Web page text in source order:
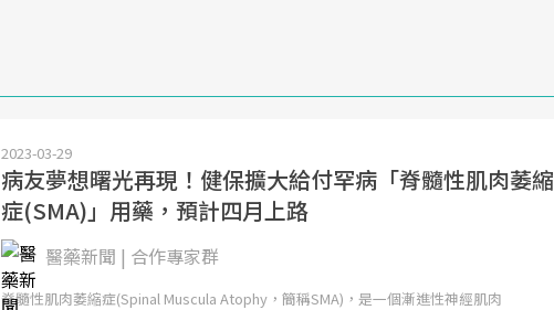
2023-03-29
病友夢想曙光再現！健保擴大給付罕病「脊髓性肌肉萎縮
症(SMA)」用藥，預計四月上路
醫藥新聞 | 合作專家群
脊髓性肌肉萎縮症(Spinal Muscula Atophy，簡稱SMA)，是一個漸進性神經肌肉